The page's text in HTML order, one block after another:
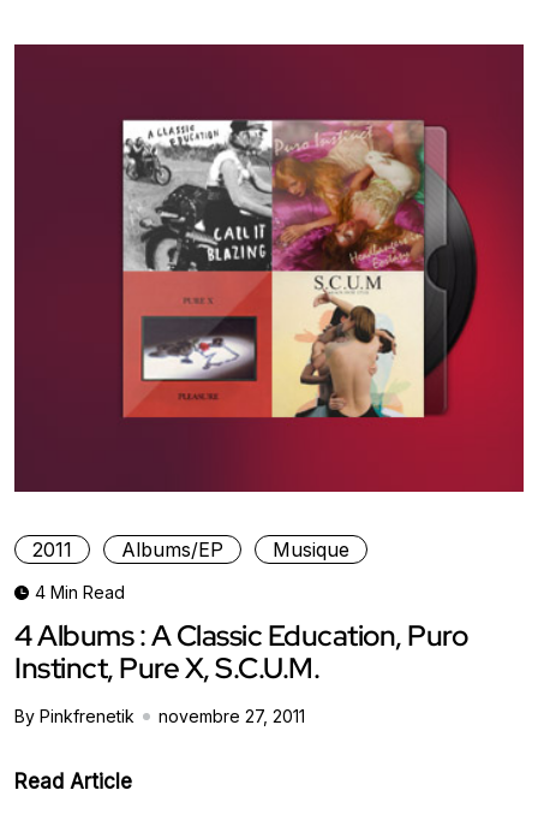
2011 Albums/EP Musique
4 Min Read
4 Albums : A Classic Education, Puro
Instinct, Pure X, S.C.U.M.
By Pinkfrenetik novembre 27, 2011
Read Article